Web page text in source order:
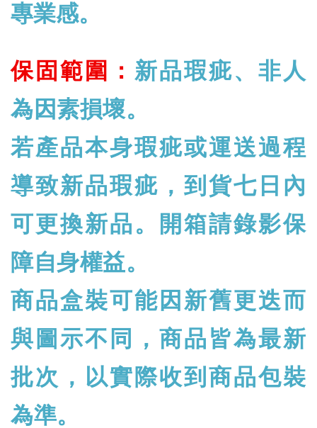
專業感。
保固範圍： 新品瑕疵、非人
為因素損壞。
若產品本身瑕疵或運送過程
導致新品瑕疵，到貨七日內
可更換新品。開箱請錄影保
障自身權益。
商品盒裝可能因新舊更迭而
與圖示不同，商品皆為最新
批次，以實際收到商品包裝
為準。